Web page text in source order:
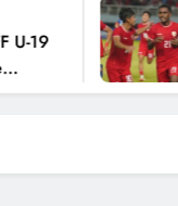
Malang
2
Ke